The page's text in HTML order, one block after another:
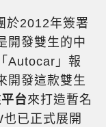
於2012年簽署
開發雙生的中
Autocar」報
開發這款雙生
台來打造暫名
已正式展開